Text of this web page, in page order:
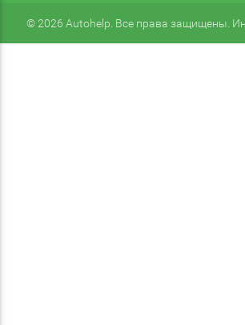
© 2026 Autohelp. Все права защищены.